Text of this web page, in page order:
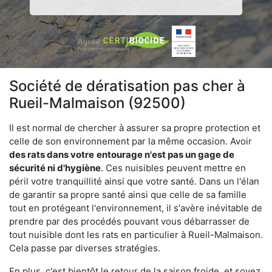
Société de dératisation pas cher à
Rueil-Malmaison (92500)
Il est normal de chercher à assurer sa propre protection et
celle de son environnement par la même occasion. Avoir
des rats dans votre entourage n'est pas un gage de
sécurité ni d'hygiène. Ces nuisibles peuvent mettre en
péril votre tranquillité ainsi que votre santé. Dans un l'élan
de garantir sa propre santé ainsi que celle de sa famille
tout en protégeant l'environnement, il s'avère inévitable de
prendre par des procédés pouvant vous débarrasser de
tout nuisible dont les rats en particulier à Rueil-Malmaison.
Cela passe par diverses stratégies.